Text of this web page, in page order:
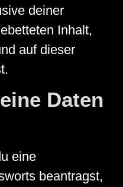
deiner
Inhalt,
auf dieser
Daten
eine
beantragst,